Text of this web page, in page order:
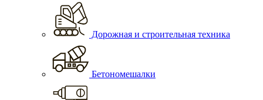
Дорожная и строительная техника
Бетономешалки